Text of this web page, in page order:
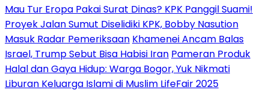
Mau Tur Eropa Pakai Surat Dinas? KPK Panggil Suami!
Proyek Jalan Sumut Diselidiki KPK, Bobby Nasution
Masuk Radar Pemeriksaan Khamenei Ancam Balas
Israel, Trump Sebut Bisa Habisi Iran Pameran Produk
Halal dan Gaya Hidup: Warga Bogor, Yuk Nikmati
Liburan Keluarga Islami di Muslim LifeFair 2025